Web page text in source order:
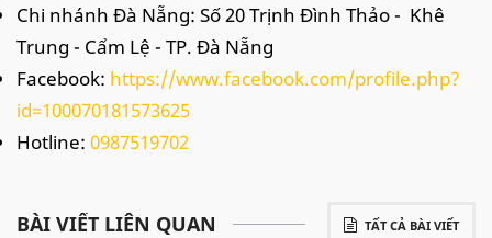
Chi nhánh Đà Nẵng: Số 20 Trịnh Đình Thảo - Khê
Trung - Cẩm Lệ - TP. Đà Nẵng
Facebook: https://www.facebook.com/profile.php?
id=100070181573625
Hotline: 0987519702
TẤT CẢ BÀI VIẾT
BÀI VIẾT LIÊN QUAN